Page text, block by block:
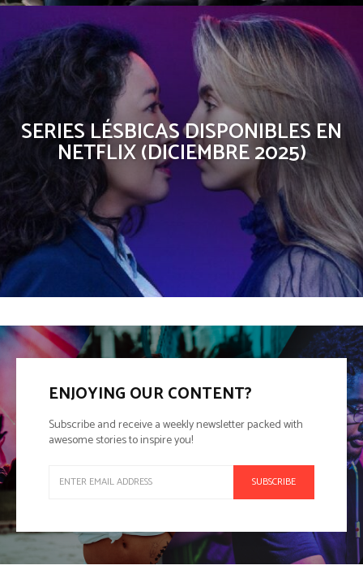
SERIES LÉSBICAS DISPONIBLES EN
NETFLIX (DICIEMBRE 2025)
ENJOYING OUR CONTENT?
Subscribe and receive a weekly newsletter packed with
awesome stories to inspire you!
SUBSCRIBE